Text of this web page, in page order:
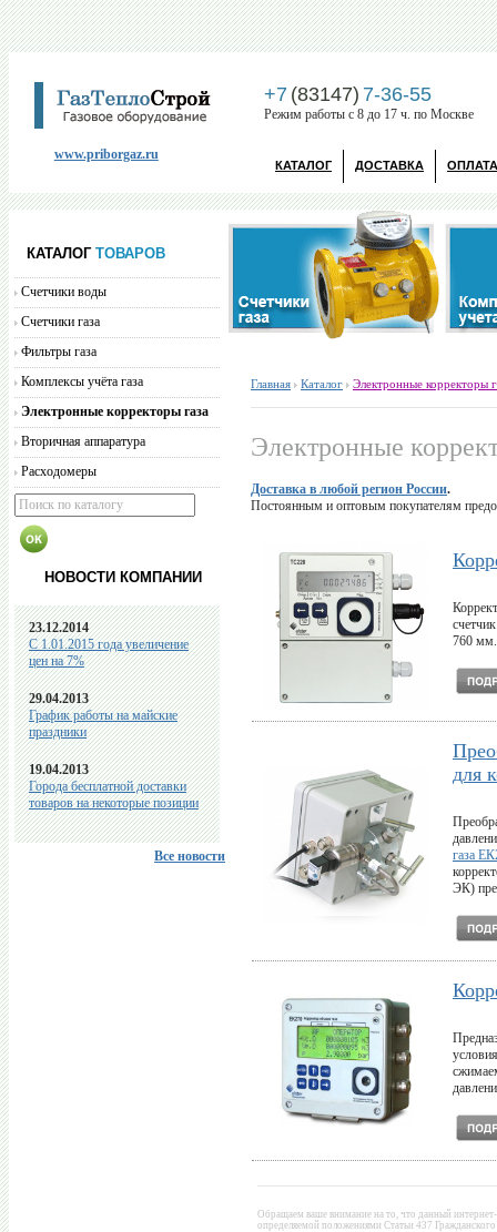
www.priborgaz.ru
+7 (83147) 7-36-55
Режим работы с 8 до 17 ч. по Москве
КАТАЛОГ ДОСТАВКА ОПЛАТА
КАТАЛОГТОВАРОВ
Счетчики воды
Счетчики газа
Фильтры газа
Комплексы учёта газа
Электронные корректоры газа
Вторичная аппаратура
Расходомеры
НОВОСТИ КОМПАНИИ
23.12.2014
C 1.01.2015 года увеличение
цен на 7%
29.04.2013
График работы на майские
праздники
19.04.2013
Города бесплатной доставки
товаров на некоторые позиции
Все новости
Главная Каталог Электронные корректоры
Электронные
Доставка в любой регион России.
Постоянным и оптовым покупателям
760 мм.
для
газа
ЭК)
Обращаем ваше внимание на то, что данный
определяемой положениями Статьи 437